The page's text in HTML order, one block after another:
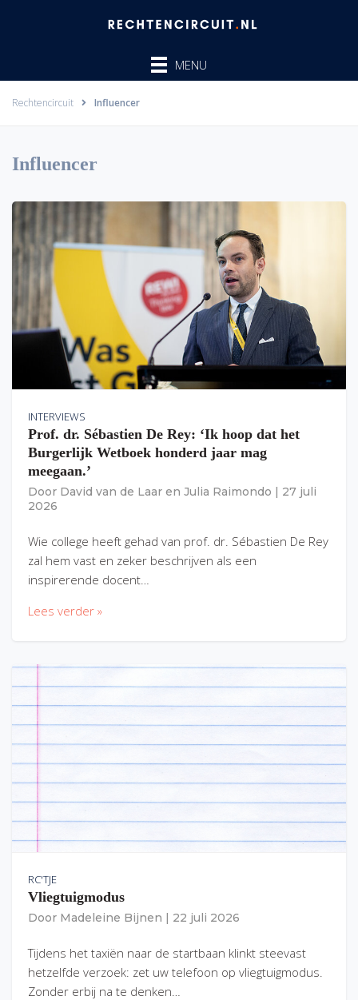
MENU
Rechtencircuit Influencer
Influencer
INTERVIEWS
Prof. dr. Sébastien De Rey: ‘Ik hoop dat het
Burgerlijk Wetboek honderd jaar mag
meegaan.’
Door David van de Laar en Julia Raimondo
27 juli
2026
Wie college heeft gehad van prof. dr. Sébastien De Rey
zal hem vast en zeker beschrijven als een
inspirerende docent…
Lees verder »
RC'TJE
Vliegtuigmodus
Door Madeleine Bijnen 22 juli 2026
Tijdens het taxiën naar de startbaan klinkt steevast
hetzelfde verzoek: zet uw telefoon op vliegtuigmodus.
Zonder erbij na te denken…